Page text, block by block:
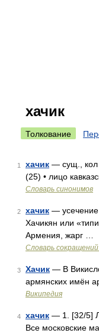
хачик
Толкование
1 хачик — сущ., кол
(25) • лицо
Словарь синонимов
2 хачик —
Хачикян или
Армения, жарг …
Словарь
3 Хачик — В
армянских имён
Википедия
4 хачик — 1. [32/5]
Все московские